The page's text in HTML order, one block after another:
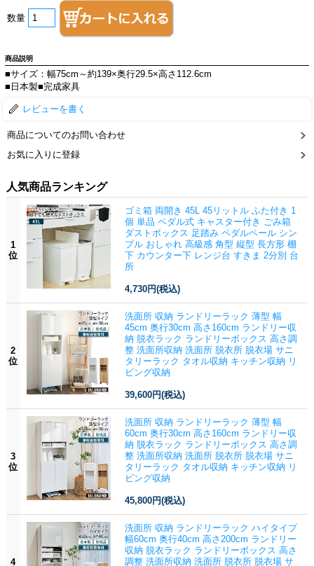
数量
商品説明
■サイズ：幅75cm～約139×奥行29.5×高さ112.6cm
■日本製■完成家具
レビューを書く
商品についてのお問い合わせ
お気に入りに登録
人気商品ランキング
1
位
ゴミ箱 両開き 45L 45リットル ふた付き 1
個 単品 ペダル式 キャスター付き ごみ箱
ダストボックス 足踏み ペダルペール シン
プル おしゃれ 高級感 角型 縦型 長方形 棚
下 カウンター下 レンジ台 すきま 2分別 台
所
4,730円(税込)
2
位
洗面所 収納 ランドリーラック 薄型 幅
45cm 奥行30cm 高さ160cm ランドリー収
納 脱衣ラック ランドリーボックス 高さ調
整 洗面所収納 洗面所 脱衣所 脱衣場 サニ
タリーラック タオル収納 キッチン収納 リ
ビング収納
39,600円(税込)
3
位
洗面所 収納 ランドリーラック 薄型 幅
60cm 奥行30cm 高さ160cm ランドリー収
納 脱衣ラック ランドリーボックス 高さ調
整 洗面所収納 洗面所 脱衣所 脱衣場 サニ
タリーラック タオル収納 キッチン収納 リ
ビング収納
45,800円(税込)
4
洗面所 収納 ランドリーラック ハイタイプ
幅60cm 奥行40cm 高さ200cm ランドリー
収納 脱衣ラック ランドリーボックス 高さ
調整 洗面所収納 洗面所 脱衣所 脱衣場 サ